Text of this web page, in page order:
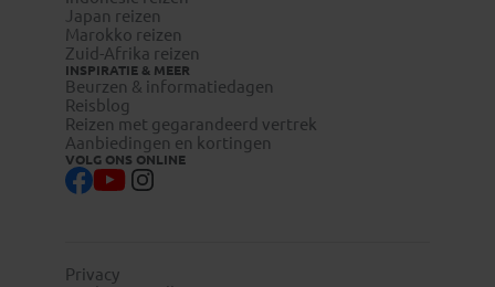
Japan reizen
Marokko reizen
Zuid-Afrika reizen
INSPIRATIE & MEER
Beurzen & informatiedagen
Reisblog
Reizen met gegarandeerd vertrek
Aanbiedingen en kortingen
VOLG ONS ONLINE
Privacy